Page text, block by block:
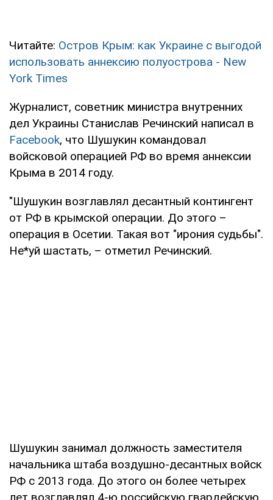
Читайте: Остров Крым: как Украине с выгодой
использовать аннексию полуострова - New
York Times
Журналист, советник министра внутренних
дел Украины Станислав Речинский написал в
Facebook, что Шушукин командовал
войсковой операцией РФ во время аннексии
Крыма в 2014 году.
"Шушукин возглавлял десантный контингент
от РФ в крымской операции. До этого –
операция в Осетии. Такая вот "ирония судьбы".
Не*уй шастать, – отметил Речинский.
Шушукин занимал должность заместителя
начальника штаба воздушно-десантных войск
РФ с 2013 года. До этого он более четырех
лет возглавлял 4-ю российскую гвардейскую